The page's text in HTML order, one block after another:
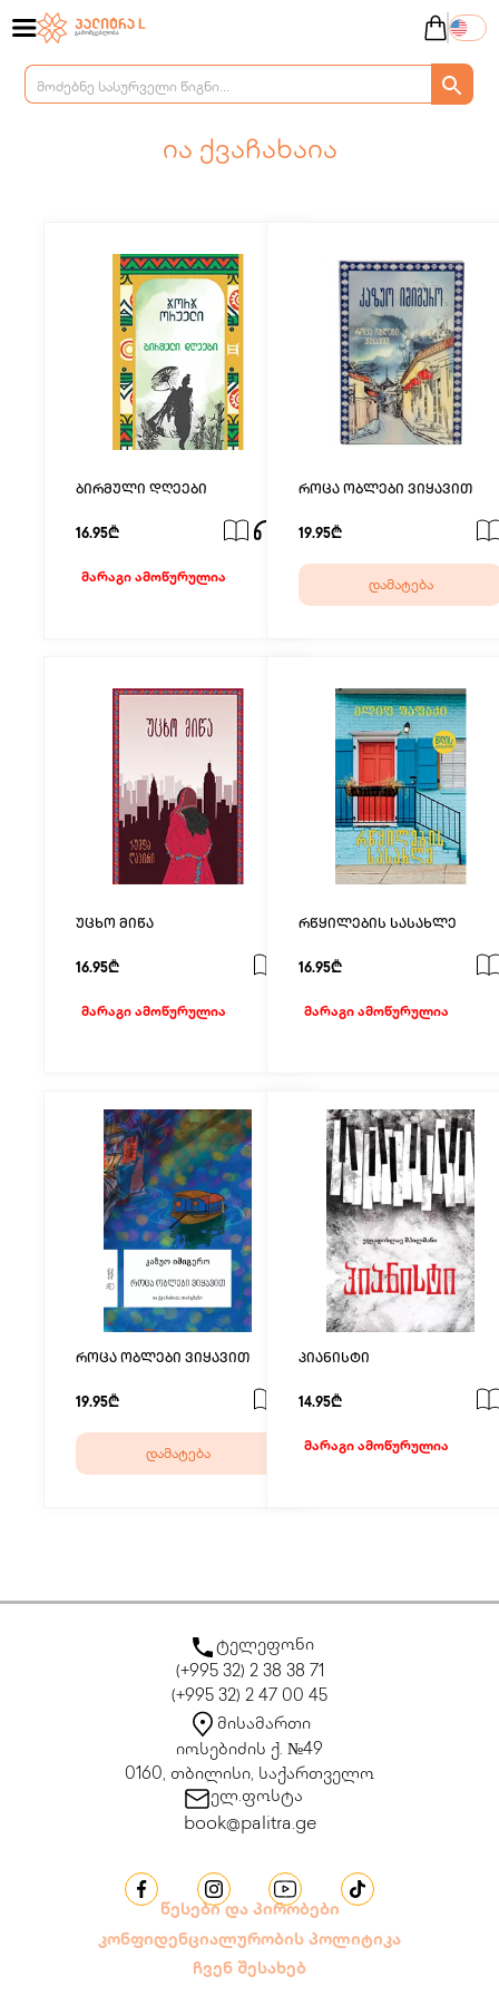
ია ქვაჩახაია
ბირმული დღეები
16.95₾
მარაგი ამოწურულია
როცა ობლები ვიყავით
19.95₾
დამატება
უცხო მიწა
16.95₾
მარაგი ამოწურულია
რწყილების სასახლე
16.95₾
მარაგი ამოწურულია
როცა ობლები ვიყავით
19.95₾
დამატება
პიანისტი
14.95₾
მარაგი ამოწურულია
ტელეფონი
(+995 32) 2 38 38 71
(+995 32) 2 47 00 45
მისამართი
იოსებიძის ქ. №49
0160, თბილისი, საქართველო
ელ.ფოსტა
book@palitra.ge
წესები და პირობები
კონფიდენციალურობის პოლიტიკა
ჩვენ შესახებ